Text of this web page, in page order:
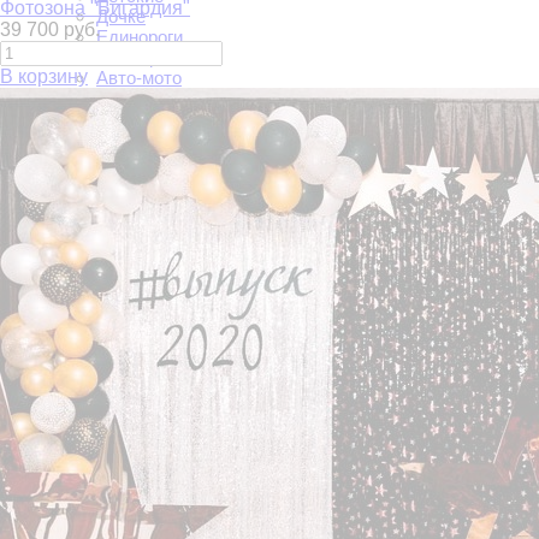
Дочке
Единороги
Авто-мото
Встреча из роддома
Выпускной
Девочкам
Мальчикам
Животные, птички
Круги
Круги и луна
Люблю тебя
Подруге
Мульт герои
С Днем Рождения
Сердца
Феи и Принцессы
Фольгированные цифры
Шарики ходячки
Шары Баблс
Еда и напитки
Цветы
Свадьба
Арки регистрации
Большие шары. Баблсы
Фотозона "Бигардия"
39 700 руб.
В корзину